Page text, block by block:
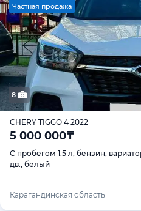
Частная продажа
8
CHERY TIGGO 4 2022
5 000 000₸
С пробегом 1.5 л, бензин,
дв., белый
Карагандинская область